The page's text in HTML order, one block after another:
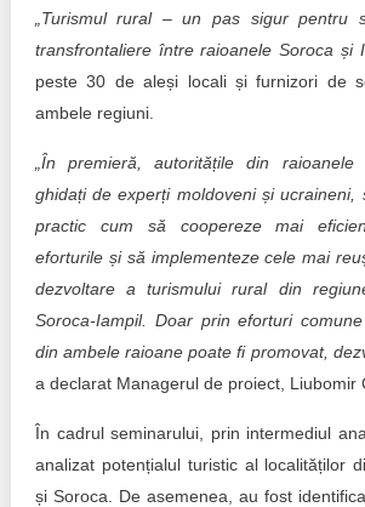
Democrația, independența și
Achiziții publice
Achizițiile publice în vizorul societății
„Turismul rural – un pas sigur pentru
transfrontaliere între raioanele Soroca și
peste 30 de aleși locali și furnizori de
ambele regiuni.
„În premieră, autoritățile din
ghidați de experți moldoveni și ucraineni,
practic cum să coopereze mai
eforturile și să implementeze cele mai
dezvoltare a turismului rural din
Soroca-Iampil. Doar prin eforturi
din ambele raioane poate fi promovat,
a declarat Managerul de proiect, Liubomir
În cadrul seminarului, prin intermediul
analizat potențialul turistic al localităților
și Soroca. De asemenea, au fost